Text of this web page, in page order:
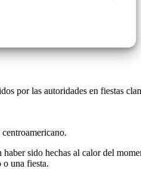
por las autoridades en fiestas
sido hechas al calor del
o una fiesta.